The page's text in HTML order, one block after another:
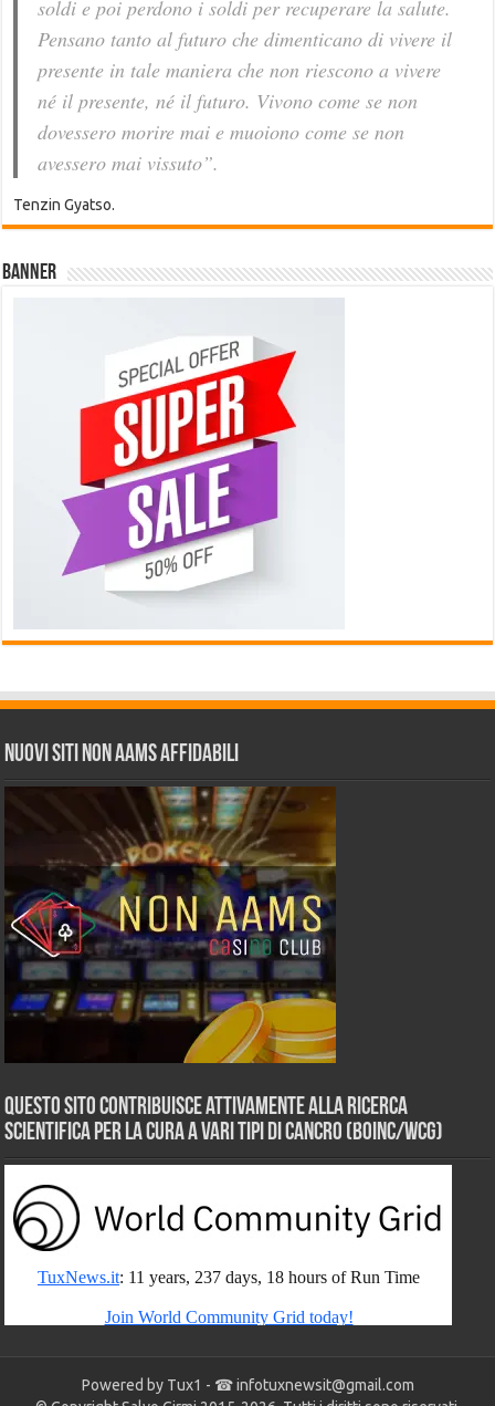
soldi e poi perdono i soldi per recuperare la salute.
Pensano tanto al futuro che dimenticano di vivere il
presente in tale maniera che non riescono a vivere
né il presente, né il futuro. Vivono come se non
dovessero morire mai e muoiono come se non
avessero mai vissuto”.
Tenzin Gyatso.
Banner
Nuovi siti non AAMS affidabili
Questo sito contribuisce attivamente alla ricerca
scientifica per la cura a vari tipi di Cancro (BOINC/WCG)
Powered by Tux1 - ☎infotuxnewsit@gmail.com